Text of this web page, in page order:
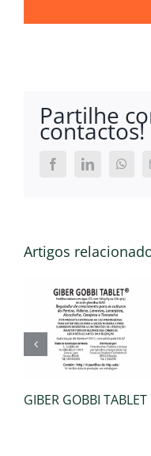
Partilhe
contactos!
FacebookLinkedIn
Artigos
GIBER GOBBI TABLET